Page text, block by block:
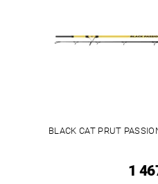
BLACK CAT PRUT
1